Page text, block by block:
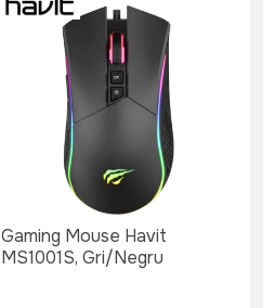
Gaming Mouse Havit
MS1001S, Gri/Negru